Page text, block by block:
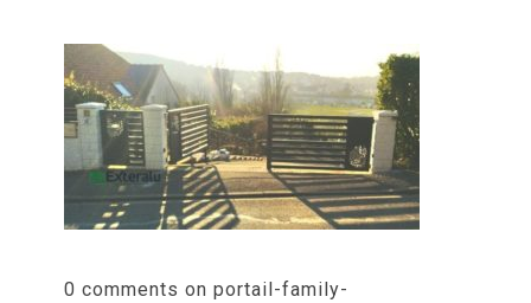
0 comments on portail-family-